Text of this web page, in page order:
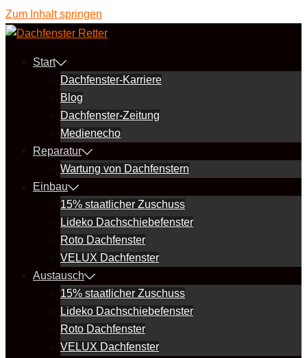
Zum Inhalt springen
Start
Dachfenster-Karriere
Blog
Dachfenster-Zeitung
Medienecho
Reparatur
Wartung von Dachfenstern
Einbau
15% staatlicher Zuschuss
Lideko Dachschiebefenster
Roto Dachfenster
VELUX Dachfenster
Austausch
15% staatlicher Zuschuss
Lideko Dachschiebefenster
Roto Dachfenster
VELUX Dachfenster